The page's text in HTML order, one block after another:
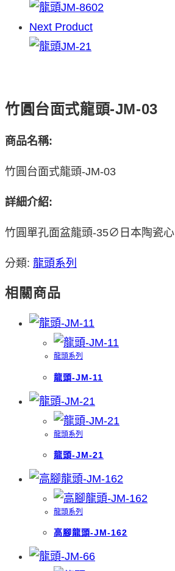
Next Product
竹圓台面式龍頭-JM-03
商品名稱:
竹圓台面式龍頭-JM-03
詳細介紹:
竹圓單孔面盆龍頭-35∅日本陶瓷心
分類: 龍頭系列
相關商品
龍頭系列
龍頭-JM-11
龍頭系列
龍頭-JM-21
龍頭系列
高腳龍頭-JM-162